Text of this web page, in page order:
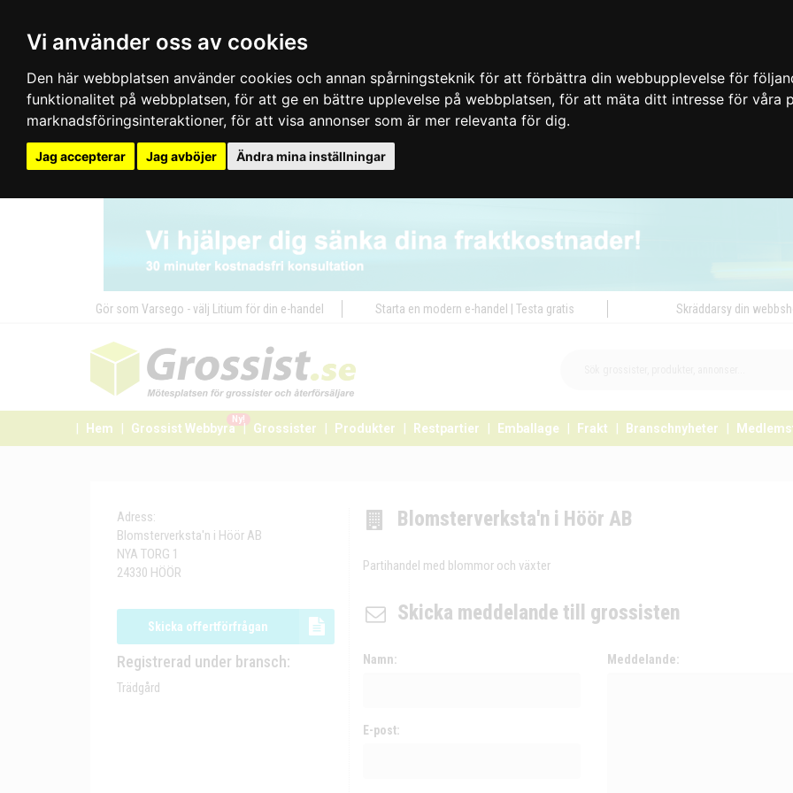
Vi använder oss av cookies
Den här webbplatsen använder cookies och annan spårningsteknik för att förbättra din webbupplevelse för
funktionalitet på webbplatsen, för att ge en bättre upplevelse på webbplatsen, för att mäta ditt intresse för våra
marknadsföringsinteraktioner, för att visa annonser som är mer relevanta för dig.
Jag accepterar Jag avböjer Ändra mina inställningar
Gör som Varsego - välj Litium för din e-handel Starta en modern e-handel | Testa gratis Skräddarsy din
Hem Grossist Webbyrå
Ny!
Grossister Produkter Restpartier Emballage Frakt Branschnyheter
Adress:
Blomsterverksta'n i Höör AB
NYA TORG 1
24330 HÖÖR
Skicka offertförfrågan
Registrerad under bransch:
Trädgård
Blomsterverksta'n i Höör AB
Partihandel med blommor och växter
Skicka meddelande till grossisten
Namn:
E-post:
Meddelande: